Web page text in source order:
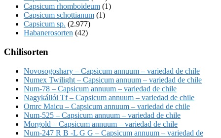
Capsicum rhomboideum (1)
Capsicum schottianum (1)
Capsicum sp. (2.977)
Habanerosorten (42)
Chilisorten
Novosogoshary – Capsicum annuum – variedad de chile
Numex Twilight – Capsicum annuum – variedad de chile
Num-78 – Capsicum annuum – variedad de chile
Nagykállói Tf – Capsicum annuum – variedad de chile
Omrc Maicu – Capsicum annuum – variedad de chile
Num-525 – Capsicum annuum – variedad de chile
Morgold – Capsicum annuum – variedad de chile
Num-247 R B -L G G – Capsicum annuum – variedad de